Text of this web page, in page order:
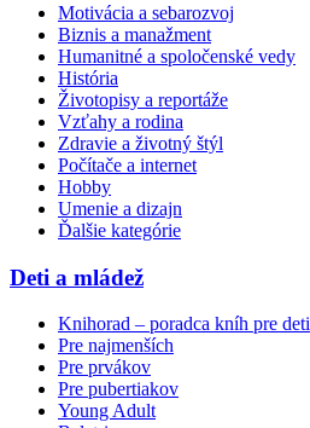
Motivácia a sebarozvoj
Biznis a manažment
Humanitné a spoločenské vedy
História
Životopisy a reportáže
Vzťahy a rodina
Zdravie a životný štýl
Počítače a internet
Hobby
Umenie a dizajn
Ďalšie kategórie
Deti a mládež
Knihorad – poradca kníh pre deti
Pre najmenších
Pre prvákov
Pre pubertiakov
Young Adult